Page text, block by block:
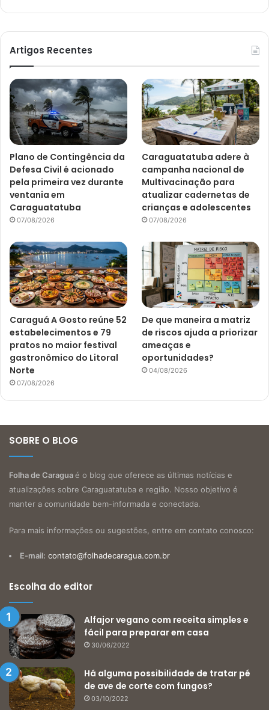
Artigos Recentes
Plano de Contingência da
Defesa Civil é acionado
pela primeira vez durante
ventania em
Caraguatatuba
07/08/2026
Caraguatatuba adere à
campanha nacional de
Multivacinação para
atualizar cadernetas de
crianças e adolescentes
07/08/2026
Caraguá A Gosto reúne 52
estabelecimentos e 79
pratos no maior festival
gastronômico do Litoral
Norte
07/08/2026
De que maneira a matriz
de riscos ajuda a priorizar
ameaças e
oportunidades?
04/08/2026
SOBRE O BLOG
Folha de Caraguaé o blog que oferece as últimas notícias e
atualizações sobre Caraguatatuba e região. Nosso objetivo é
manter a comunidade bem-informada e conectada.
Para mais informações ou sugestões, entre em contato conosco:
E-mail: contato@folhadecaragua.com.br
Escolha do editor
Alfajor vegano com receita simples e
fácil para preparar em casa
30/06/2022
Há alguma possibilidade de tratar pé
de ave de corte com fungos?
03/10/2022